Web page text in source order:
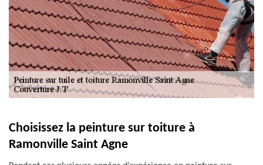
Choisissez la peinture sur toiture à
Ramonville Saint Agne